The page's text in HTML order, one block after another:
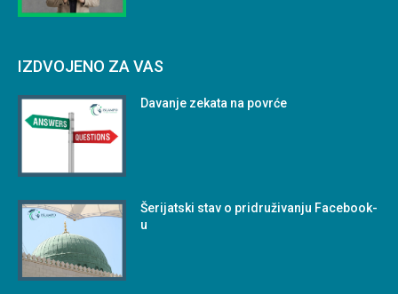
IZDVOJENO ZA VAS
Davanje zekata na povrće
Šerijatski stav o pridruživanju Facebook-
u